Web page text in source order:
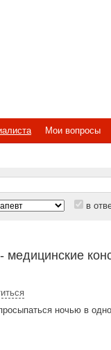
Мои вопросы
в
медицинские
ночью в